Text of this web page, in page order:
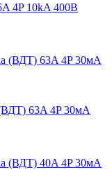
4P 10kA 400В
63A 4P 30мА